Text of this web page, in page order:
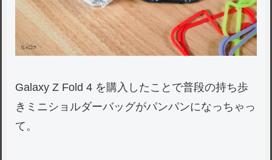
Galaxy Z Fold 4 を購入したことで普段の持ち歩
きミニショルダーバッグがパンパンになっちゃっ
て。